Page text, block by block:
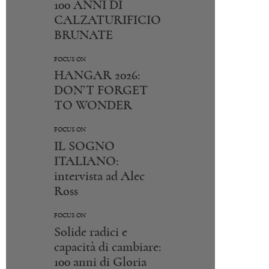
100 ANNI DI
CALZATURIFICIO
BRUNATE
FOCUS ON
HANGAR 2026:
DON’T FORGET
TO WONDER
FOCUS ON
IL SOGNO
ITALIANO:
intervista ad Alec
Ross
FOCUS ON
Solide radici e
capacità di cambiare:
100 anni di Gloria